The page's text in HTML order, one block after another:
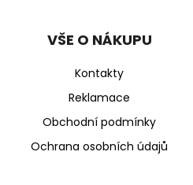
VŠE O NÁKUPU
Kontakty
Reklamace
Obchodní podmínky
Ochrana osobních údajů